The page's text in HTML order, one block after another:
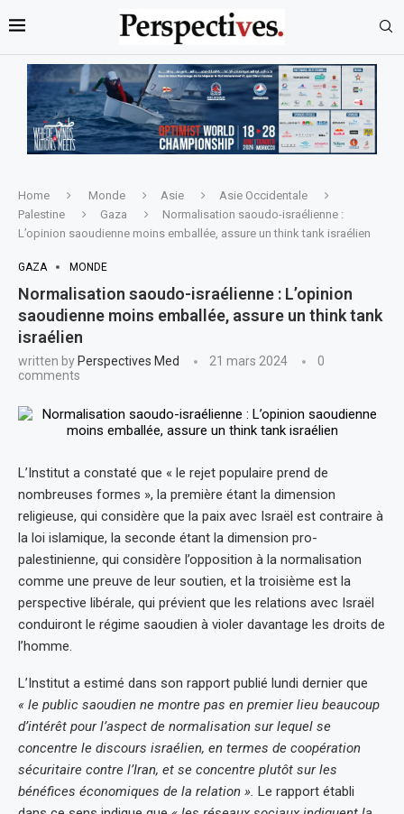
Home Monde Asie
Asie Occidentale
Palestine
Gaza
Normalisation saoudo-israélienne :
L’opinion saoudienne moins emballée, assure un think tank israélien
GAZA MONDE
Normalisation saoudo-israélienne : L’opinion
saoudienne moins emballée, assure un think tank
israélien
written by Perspectives Med 21 mars 2024
0
comments
L’Institut a constaté que « le rejet populaire prend de
nombreuses formes », la première étant la dimension
religieuse, qui considère que la paix avec Israël est contraire à
la loi islamique, la seconde étant la dimension pro-
palestinienne, qui considère l’opposition à la normalisation
comme une preuve de leur soutien, et la troisième est la
perspective libérale, qui prévient que les relations avec Israël
conduiront le régime saoudien à violer davantage les droits de
l’homme.
L’Institut a estimé dans son rapport publié lundi dernier que
« le public saoudien ne montre pas en premier lieu beaucoup
d’intérêt pour l’aspect de normalisation sur lequel se
concentre le discours israélien, en termes de coopération
sécuritaire contre l’Iran, et se concentre plutôt sur les
bénéfices économiques de la relation ». Le rapport établi